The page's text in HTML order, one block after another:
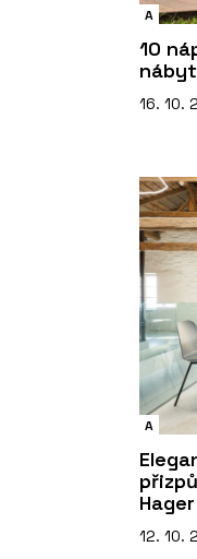
A
10
16. 10.
A
12. 10.